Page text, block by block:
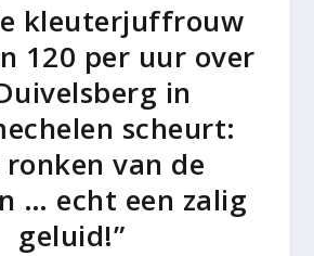
kleuterjuffrouw
120 per uur over
in
scheurt:
ronken van de
… echt een zalig
geluid!”